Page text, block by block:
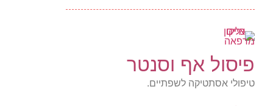
פיסול אף וסנטר
טיפולי אסתטיקה לשפתיים.